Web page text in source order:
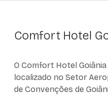
Comfort Hotel
O Comfort Hotel
localizado no Setor
de Convenções de